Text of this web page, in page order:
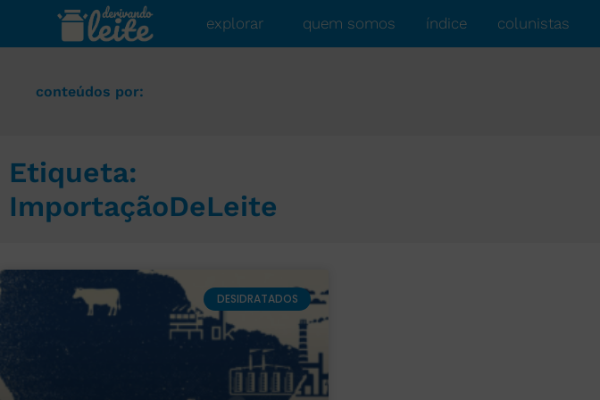
explorar quem somos índice colunistas
conteúdos por:
Etiqueta:
ImportaçãoDeLeite
DESIDRATADOS